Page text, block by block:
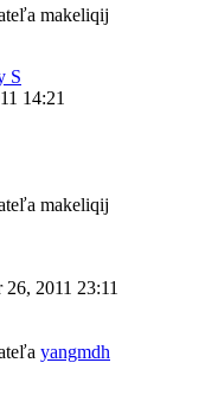
makeliqij
S
14:21
makeliqij
26, 2011 23:11
yangmdh